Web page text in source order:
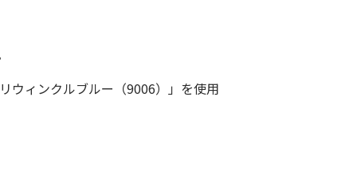
ウィンクルブルー（9006）」を使用